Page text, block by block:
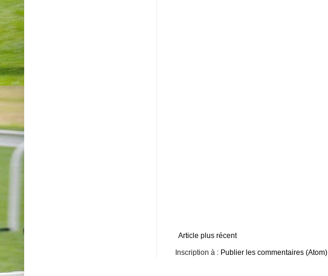
Article plus récent
Inscription à : Publier les commentaires (Atom)